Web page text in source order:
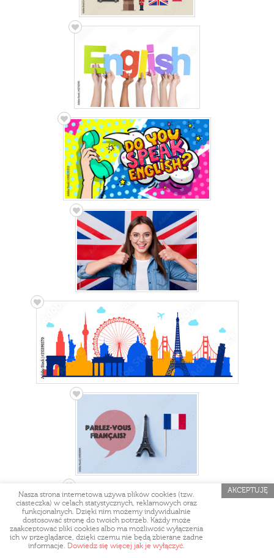
Nasza strona internetowa używa plików cookies (tzw.
ciasteczka) w celach statystycznych, reklamowych oraz
funkcjonalnych. Dzięki nim możemy indywidualnie
dostosować stronę do twoich potrzeb. Każdy może
zaakceptować pliki cookies albo ma możliwość wyłączenia
ich w przeglądarce, dzięki czemu nie będą zbierane żadne
informacje. Dowiedz się więcej jak je wyłączyć.
AKCEPTUJĘ